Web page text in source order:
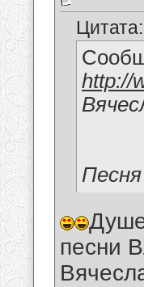
Цитата:
http://
песни